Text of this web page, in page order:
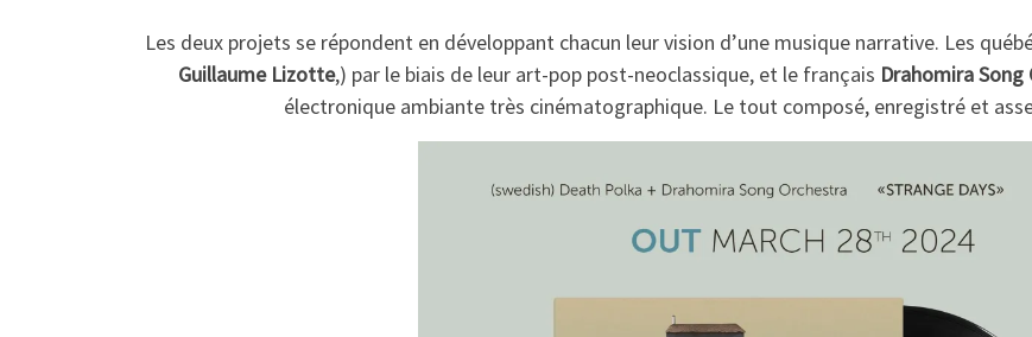
Les deux projets se répondent en développant chacun leur vision d’une musique narrative. Les
Guillaume Lizotte,) par le biais de leur art-pop post-neoclassique, et le français Drahomira Song
électronique ambiante très cinématographique. Le tout composé, enregistré et